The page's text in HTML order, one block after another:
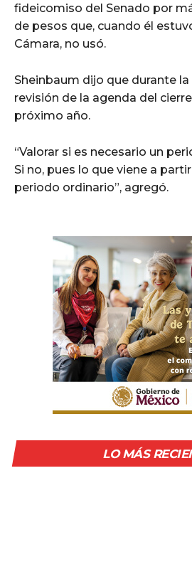
fideicomiso del Senado por
de pesos que, cuando él
Cámara, no usó.
Sheinbaum dijo que durante
revisión de la agenda del
próximo año.
“Valorar si es necesario un
Si no, pues lo que viene a
periodo ordinario”, agregó.
LO MÁS